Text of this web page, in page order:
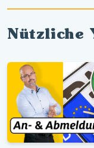
Nützliche